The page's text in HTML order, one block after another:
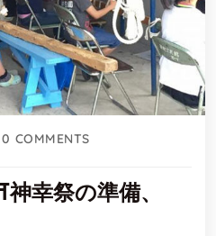
0 COMMENTS
幸祭の準備、